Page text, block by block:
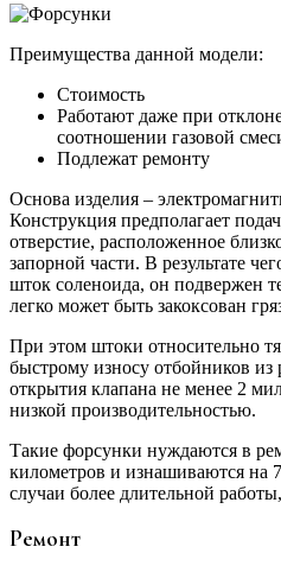
Преимущества данной модели:
Стоимость
Работают даже при
соотношении газовой
Подлежат ремонту
Основа изделия –
Конструкция предполагает
отверстие, расположенное
запорной части. В результате
шток соленоида, он подвержен
легко может быть закоксован
При этом штоки относительно
быстрому износу отбойников
открытия клапана не менее 2
низкой производительностью.
Такие форсунки нуждаются в
километров и изнашиваются на
случаи более длительной
Ремонт